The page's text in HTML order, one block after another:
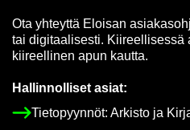
Ota yh­teyt­tä Eloi­san
tai di­gi­taa­li­ses­ti. Kii­reel­li­ses­sä
kii­reel­li­nen apun kaut­ta.
Hal­lin­nol­li­set asiat:
Tie­to­pyyn­nöt: Ar­kis­to ja